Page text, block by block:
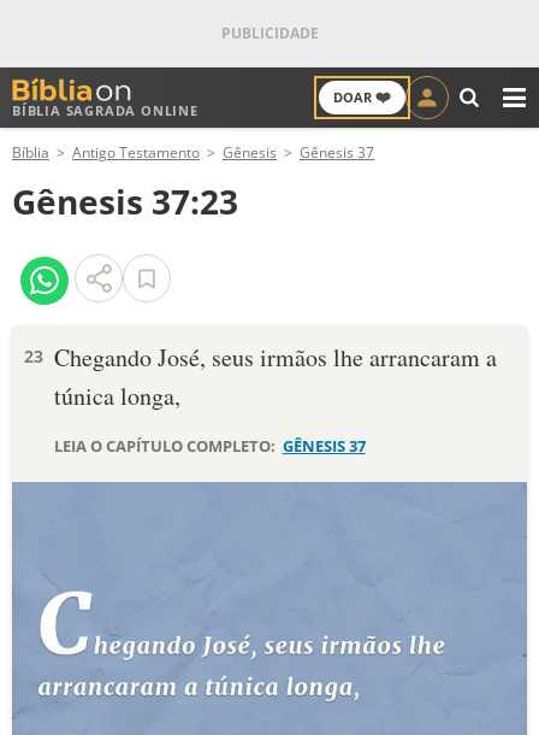
BÍBLIA SAGRADA ONLINE
DOAR ❤️
ANTIGO TESTAMENTO
NOVO TESTAMENTO
VERSÍCULOS
PALAVRA DO DIA
10 MANDAMENTOS
ESTUDOS BÍBLICOS
ESBOÇOS DE PREGAÇÃO
Bíblia Antigo Testamento Gênesis Gênesis 37
Gênesis 37:23
23 Chegando José, seus irmãos lhe arranca­ram a
túnica longa,
LEIA O CAPÍTULO COMPLETO: GÊNESIS 37